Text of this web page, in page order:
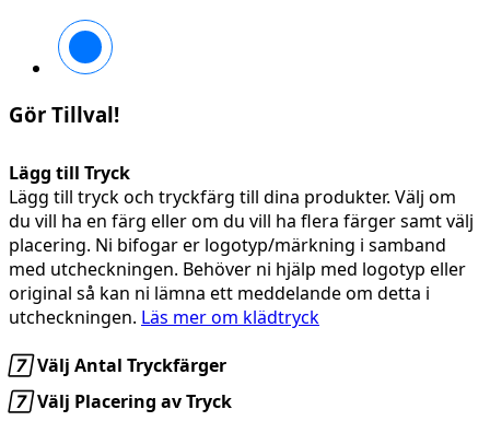
Gör Tillval!
Lägg till Tryck
Lägg till tryck och tryckfärg till dina produkter. Välj om
du vill ha en färg eller om du vill ha flera färger samt välj
placering. Ni bifogar er logotyp/märkning i samband
med utcheckningen. Behöver ni hjälp med logotyp eller
original så kan ni lämna ett meddelande om detta i
utcheckningen. Läs mer om klädtryck
Välj Antal Tryckfärger
Välj Placering av Tryck